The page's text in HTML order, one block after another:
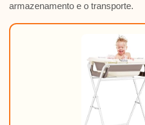
armazenamento e o transporte.